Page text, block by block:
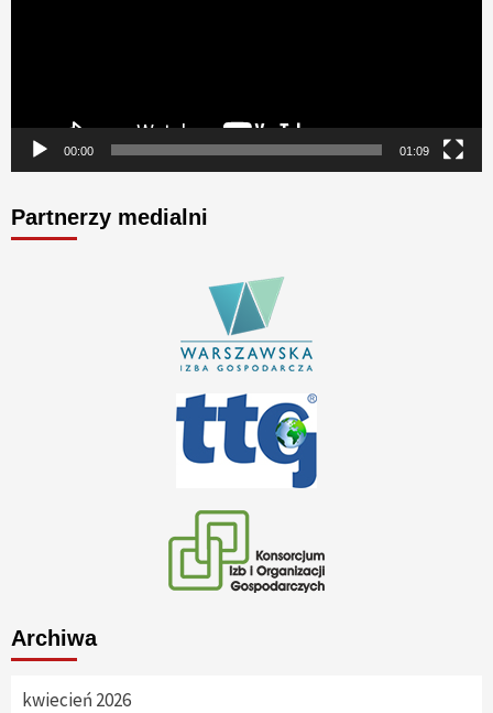
00:00 01:09
Partnerzy medialni
Archiwa
kwiecień 2026